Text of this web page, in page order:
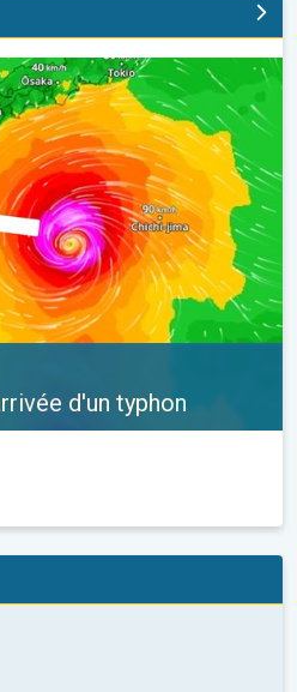
typhon. Glissements de terrain.
d'un typhon